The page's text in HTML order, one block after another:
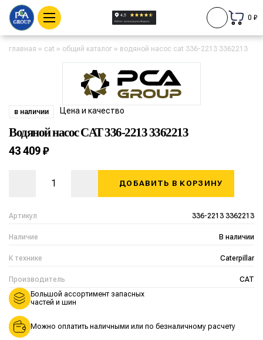
0 ₽
главная » cat » общий каталог » водяной насос cat 336-2213 3362213
в наличии Цена и качество
Водяной насос CAT 336-2213 3362213
Артикул 336-2213 3362213
Наличие В наличии
К технике Caterpillar
Производитель CAT
43 409 ₽
ДОБАВИТЬ В КОРЗИНУ
Большой ассортимент запасных
частей и шин
Можно оплатить наличными или по безналичному расчету